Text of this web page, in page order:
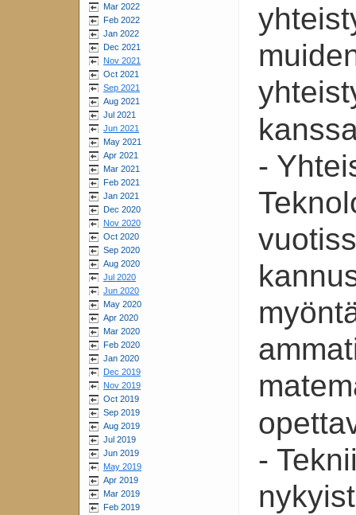
Mar 2022
Feb 2022
Jan 2022
Dec 2021
Nov 2021
Oct 2021
Sep 2021
Aug 2021
Jul 2021
Jun 2021
May 2021
Apr 2021
Mar 2021
Feb 2021
Jan 2021
Dec 2020
Nov 2020
Oct 2020
Sep 2020
Aug 2020
Jul 2020
Jun 2020
May 2020
Apr 2020
Mar 2020
Feb 2020
Jan 2020
Dec 2019
Nov 2019
Oct 2019
Sep 2019
Aug 2019
Jul 2019
Jun 2019
May 2019
Apr 2019
Mar 2019
Feb 2019
-
-